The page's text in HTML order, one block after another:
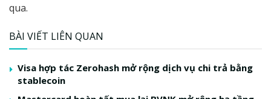
qua.
BÀI VIẾT LIÊN QUAN
Visa hợp tác Zerohash mở rộng dịch vụ chi trả bằng
stablecoin